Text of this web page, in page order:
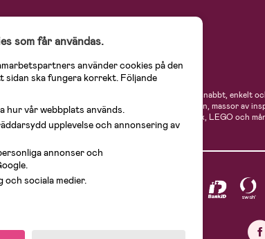
av produkter för barnfamiljen. Hos oss handlar du snabbt, enkelt
kläder för barn och baby, produkter för mamman, massor av
KidKraft, Ergobaby, Philips Avent, Neonate, Cybex, LEGO och
som får användas.
använder cookies på den
sidan ska fungera korrekt. Följande
hur vår webbplats används.
upplevelse och annonsering av
annonser och
sociala medier.